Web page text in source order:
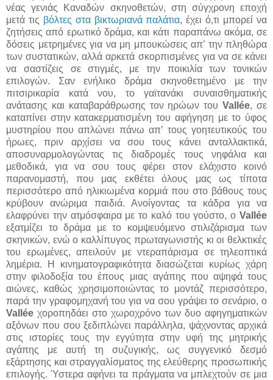
νέας γενιάς Καναδών σκηνοθετών, στη σύγχρονη εποχή
μετά τις βόλτες στα βικτωριανά παλάτια, έχει ό,τι μπορεί να
ζητήσεις από ερωτικό δράμα, και κάτι παραπάνω ακόμα, σε
δόσεις μετρημένες για να μη μπουκώσεις απ’ την πληθώρα
των συστατικών, αλλά αρκετά σκορπισμένες για να σε κάνει
να σαστίζεις σε στιγμές, με την ποικιλία των τονικών
επιλογών. Σαν ενήλικο δράμα σκηνοθετημένο με την
πιτσιρικαρία κατά νου, το γαϊτανάκι συναισθηματικής
ανάτασης και καταβαράθρωσης τον ηρώων τουVallée, σε
καταπίνει στην κατακερματισμένη του αφήγηση με το ύφος
μυστηρίου που απλώνει πάνω απ’ τους γοητευτικούς του
ήρωες, πριν αρχίσει να σου τους κάνει ανταλλακτικά,
αποσυναρμολογώντας τις διαδρομές τους νηφάλια και
μεθοδικά, για να σου τους φέρει στον ελάχιστο κοινό
παρανομαστή, που μας εκθέτει όλους μας ως τίποτα
περισσότερο από ηλικιωμένα κορμιά που στο βάθους τους
κρύβουν ανώριμα παιδιά. Ανοίγοντας τα κάδρα για να
ελαφρύνει την ατμόσφαιρα με το καλό του γούστο, ο Vallée
εξατμίζει το δράμα με το κομψευόμενο στιλιζάρισμα των
σκηνικών, ενώ ο καλλίπυγος πρωταγωνιστής κι οι θελκτικές
του ερωμένες, απειλούν με ντεραπάρισμα σε τηλεοπτικά
λημέρια. Η κινηματογραφικότητα διασώζεται κυρίως χάρη
στην φιλοδοξία του έπους μιας αγάπης που αψηφά τους
αιώνες, καθώς χρησιμοποιώντας το μοντάζ περισσότερο,
παρά την γραφομηχανή του για να σου γράψει το σενάριο, ο
Vallée χοροπηδάει στο χωροχρόνο των δυο αφηγηματικών
αξόνων που σου ξεδιπλώνει παράλληλα, ψάχνοντας αρχικά
στις ιστορίες τους την εγγύτητα στην υφή της μητρικής
αγάπης με αυτή τη συζυγικής, ως συγγενικό δεσμό
εξάρτησης και στραγγαλίσματος της ελεύθερης προσωπικής
επιλογής. Ύστερα αφήνει τα πράγματα να μπλεχτούν σε μια